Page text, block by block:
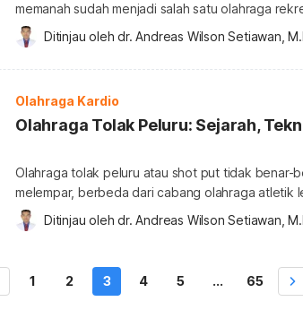
memanah sudah menjadi salah satu olahraga
bisa dilakukan oleh siapa saja. Tertarik untuk
dahulu informasi seputar olahraga panahan
olahraga panahan Olahraga panahan atau
Ditinjau oleh dr. Andreas Wilson Setiawan,
Olahraga Kardio
Olahraga Tolak Peluru: Sejarah,
Olahraga tolak peluru atau shot put tidak benar-
melempar, berbeda dari cabang olahraga atletik
hanya mengandalkan gerakan menolak atau
meraih jarak sejauh-jauhnya. Gerakan tolak
peluru Sejarah olahraga tolak peluru berawal dari
[…]
Ditinjau oleh dr. Andreas Wilson Setiawan,
1 2 3 4 5 ... 65